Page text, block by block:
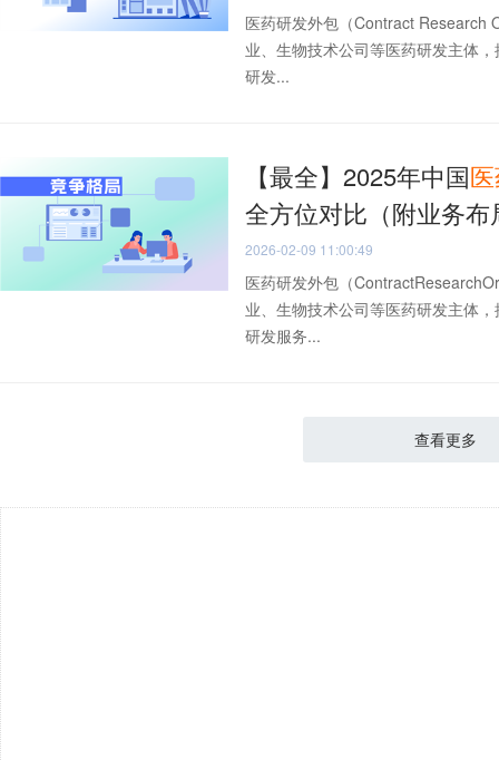
医药研发外包（Contract Research
业、生物技术公司等医药研发主体
研发...
【最全】2025年中国
全方位对比（附业务
2026-02-09 11:00:49
医药研发外包（
业、生物技术公司等医药研发主体
研发服务...
查看更多